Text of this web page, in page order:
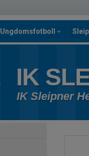
Ungdomsfotboll
IK
IK Sleipner